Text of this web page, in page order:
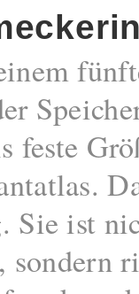
feste
Sie ist
sondern